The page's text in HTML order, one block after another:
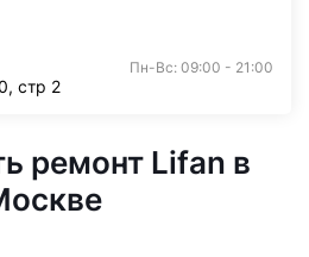
Пн-Вс: 09:00 - 21:00
стр 2
ремонт Lifan в